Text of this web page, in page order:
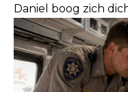
Daniel boog zich